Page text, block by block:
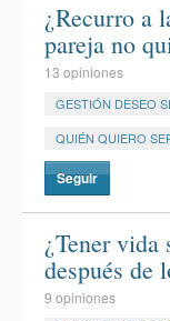
¿Recurro a
pareja no
13 opiniones
GESTIÓN DESEO
QUIÉN QUIERO
Seguir
¿Tener vida
después de
9 opiniones